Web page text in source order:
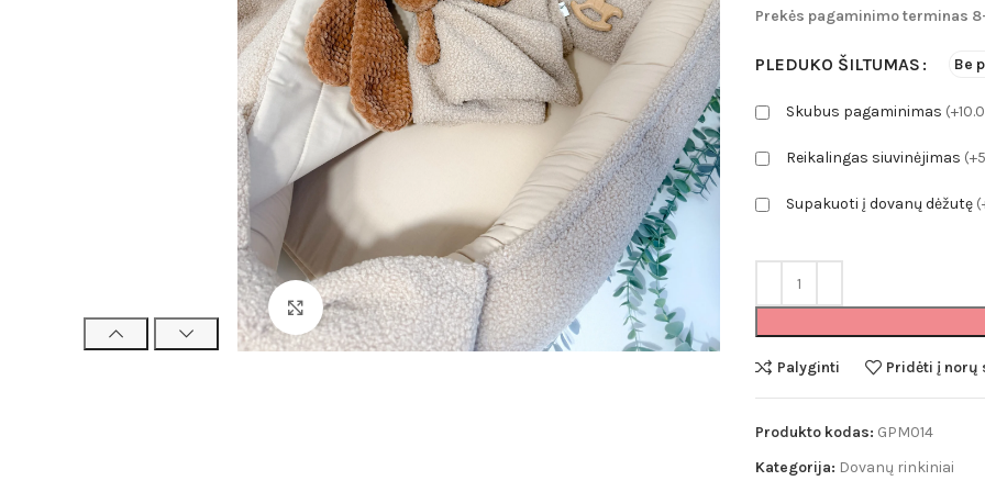
Pledai
Minky pledai
Merino vilnos
Click to enlarge
Prekės pagaminimo terminas
PLEDUKO ŠILTUMAS Be
Skubus pagaminimas
Reikalingas siuvinėjimas
Supakuoti į dovanų dėžutę
Palyginti Pridėti į norų
Produkto kodas: GPM014
Kategorija: Dovanų rinkiniai